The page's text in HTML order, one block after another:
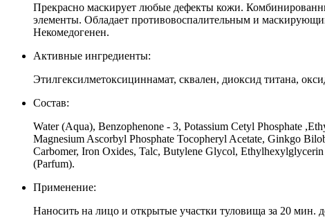
Прекрасно маскирует любые дефекты кожи.
элементы. Обладает противовоспалительным и
Некомедогенен.
Активные ингредиенты:
Этилгексилметоксициннамат, сквален, диоксид титана,
Состав:
Water (Aqua), Benzophenone - 3, Potassium Cetyl Phosphate
Magnesium Ascorbyl Phosphate Tocopheryl Acetate, Ginkgo
Carbomer, Iron Oxides, Talc, Butylene Glycol,
(Parfum).
Применение:
Наносить на лицо и открытые участки туловища за 20 мин.